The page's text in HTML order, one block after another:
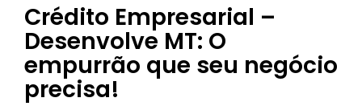
Crédito Empresarial –
Desenvolve MT: O
empurrão que seu negócio
precisa!